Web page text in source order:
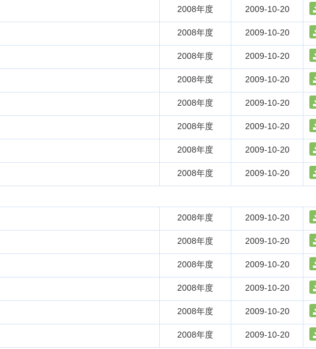
2008年度 2009-10-20
2008年度 2009-10-20
2008年度 2009-10-20
2008年度 2009-10-20
2008年度 2009-10-20
2008年度 2009-10-20
2008年度 2009-10-20
2008年度 2009-10-20
2008年度 2009-10-20
2008年度 2009-10-20
2008年度 2009-10-20
2008年度 2009-10-20
2008年度 2009-10-20
2008年度 2009-10-20